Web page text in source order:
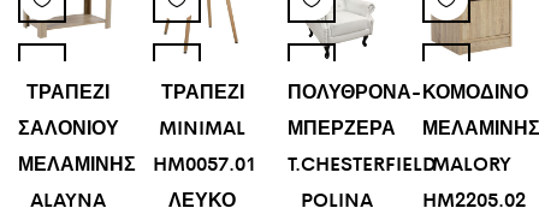
ΤΡΑΠΕΖΙ
ΣΑΛΟΝΙΟΥ
ΜΕΛΑΜΙΝΗΣ
ALAYNA
ΤΡΑΠΕΖΙ
MINIMAL
HM0057.01
ΛΕΥΚΟ
ΠΟΛΥΘΡΟΝΑ-
ΜΠΕΡΖΕΡΑ
T.CHESTERFIELD
POLINA
ΚΟΜΟΔΙΝΟ
ΜΕΛΑΜΙΝΗΣ
MALORY
HM2205.02